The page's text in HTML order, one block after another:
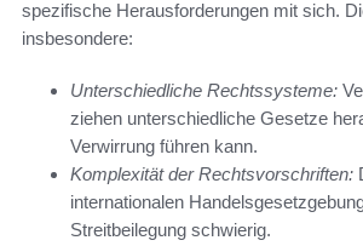
spezifische Herausforderungen mit sich.
insbesondere:
Unterschiedliche Rechtssysteme:
ziehen unterschiedliche Gesetze
Verwirrung führen kann.
Komplexität der Rechtsvorschriften:
internationalen
Streitbeilegung schwierig.